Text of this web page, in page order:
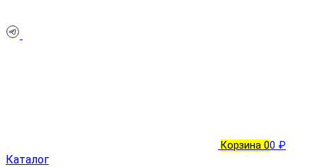
Корзина 00 ₽
Каталог